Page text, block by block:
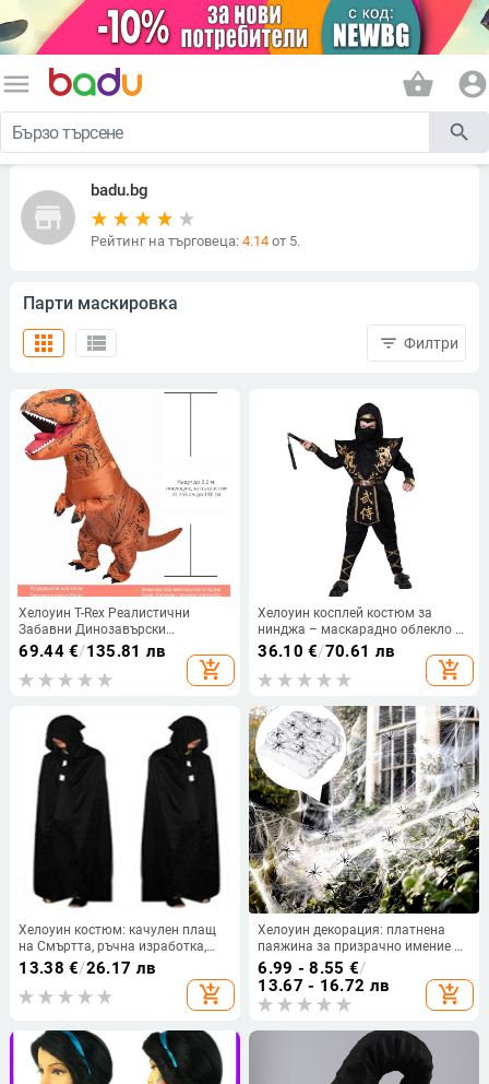
menu shopping_basket account_circle
search
store
badu.bg
Рейтинг на търговеца: 4.14от 5.
Парти маскировка
view_list
apps filter_list Филтри
Хелоуин T-Rex Реалистични
Забавни Динозавърски
Надуваеми Дрехи Празнично
Парти Забавно Шоу Динозавър
Дрехи Рокля
69.44€/135.81 лв
add_shopping_cart
Хелоуин косплей костюм за
нинджа – маскарадно облекло с
тема Непобедим воин на
смъртта
36.10 €/70.61 лв
add_shopping_cart
Хелоуин костюм: качулен плащ
на Смъртта, ръчна изработка,
платнен реквизит
13.38 €/26.17 лв
add_shopping_cart
Хелоуин декорация: платнена
паяжина за призрачно имение —
разтеглива еластична нишка за
паяк, памучен паяк
6.99 - 8.55 €/
13.67 - 16.72 лв
add_shopping_cart